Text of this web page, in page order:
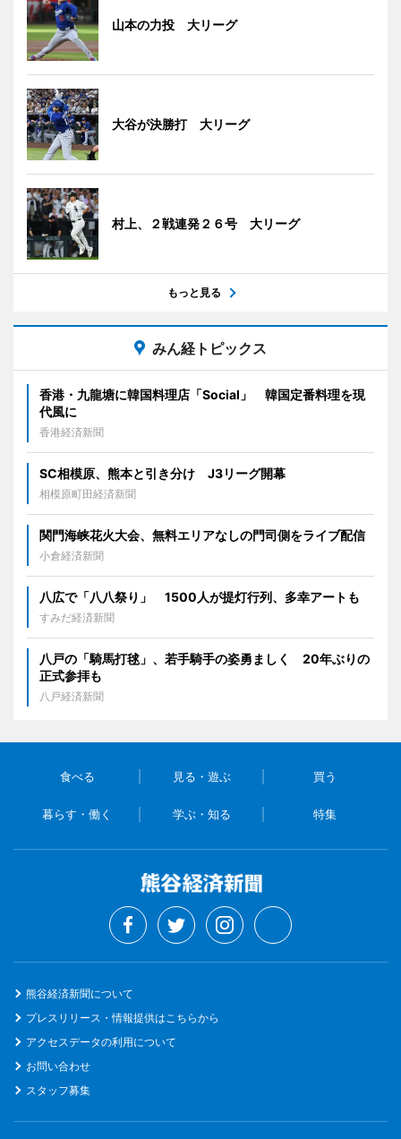
山本の力投 大リーグ
大谷が決勝打 大リーグ
村上、２戦連発２６号 大リーグ
もっと見る
みん経トピックス
香港・九龍塘に韓国料理店「Social」 韓国定番料理を現
代風に
香港経済新聞
SC相模原、熊本と引き分け J3リーグ開幕
相模原町田経済新聞
関門海峡花火大会、無料エリアなしの門司側をライブ配信
小倉経済新聞
八広で「八八祭り」 1500人が提灯行列、多幸アートも
すみだ経済新聞
八戸の「騎馬打毬」、若手騎手の姿勇ましく 20年ぶりの
正式参拝も
八戸経済新聞
食べる 見る・遊ぶ 買う
暮らす・働く 学ぶ・知る 特集
熊谷経済新聞について
プレスリリース・情報提供はこちらから
アクセスデータの利用について
お問い合わせ
スタッフ募集